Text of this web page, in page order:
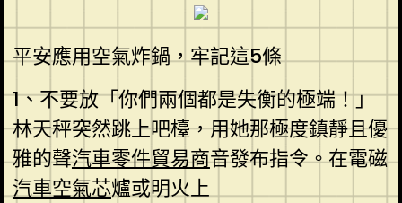
平安應用空氣炸鍋，牢記這5條
1、不要放「你們兩個都是失衡的極端！」
林天秤突然跳上吧檯，用她那極度鎮靜且優
雅的聲汽車零件貿易商音發布指令。在電磁
汽車空氣芯爐或明火上